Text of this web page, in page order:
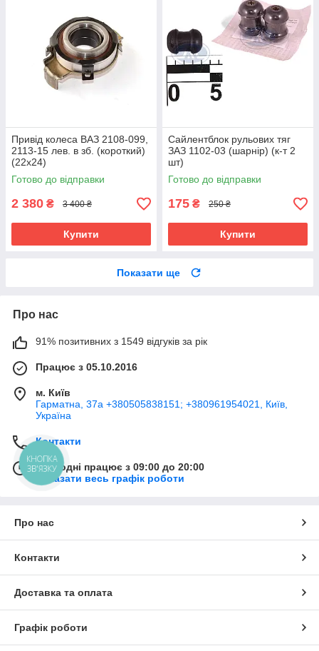
Привід колеса ВАЗ 2108-099,
2113-15 лев. в зб. (короткий)
(22х24)
Готово до відправки
2 380 ₴ 3 400 ₴
Купити
Сайлентблок рульових тяг
ЗАЗ 1102-03 (шарнір) (к-т 2
шт)
Готово до відправки
175 ₴ 250 ₴
Купити
Показати ще
Про нас
91% позитивних з 1549 відгуків за рік
Працює з 05.10.2016
м. Київ
Гарматна, 37а +380505838151; +380961954021, Київ,
Україна
Контакти
Сьогодні працює з 09:00 до 20:00
Показати весь графік роботи
Про нас
Контакти
Доставка та оплата
Графік роботи
КНОПКА
ЗВ'ЯЗКУ